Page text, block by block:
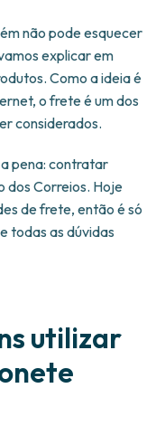
não pode esquecer
explicar em
Como a ideia é
o frete é um dos
considerados.
pena: contratar
dos Correios. Hoje
de frete, então é só
todas as dúvidas
utilizar